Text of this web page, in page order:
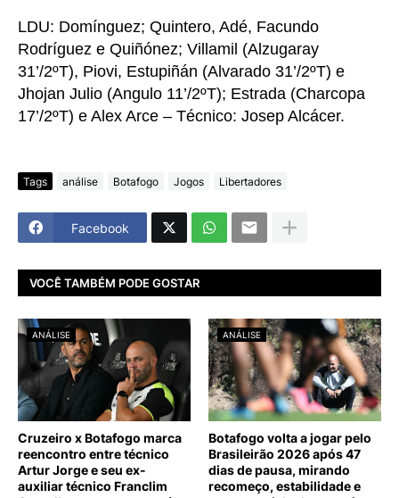
LDU: Domínguez; Quintero, Adé, Facundo
Rodríguez e Quiñónez; Villamil (Alzugaray
31’/2ºT), Piovi, Estupiñán (Alvarado 31’/2ºT) e
Jhojan Julio (Angulo 11’/2ºT); Estrada (Charcopa
17’/2ºT) e Alex Arce – Técnico: Josep Alcácer.
Tags análise Botafogo Jogos Libertadores
Facebook
VOCÊ TAMBÉM PODE GOSTAR
ANÁLISE
Cruzeiro x Botafogo marca
reencontro entre técnico
Artur Jorge e seu ex-
auxiliar técnico Franclim
ANÁLISE
Botafogo volta a jogar pelo
Brasileirão 2026 após 47
dias de pausa, mirando
recomeço, estabilidade e